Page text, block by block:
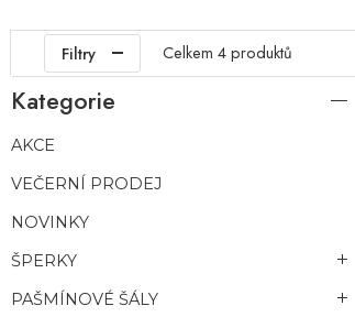
Filtry Celkem 4 produktů
Kategorie
AKCE
VEČERNÍ PRODEJ
NOVINKY
ŠPERKY
PAŠMÍNOVÉ ŠÁLY